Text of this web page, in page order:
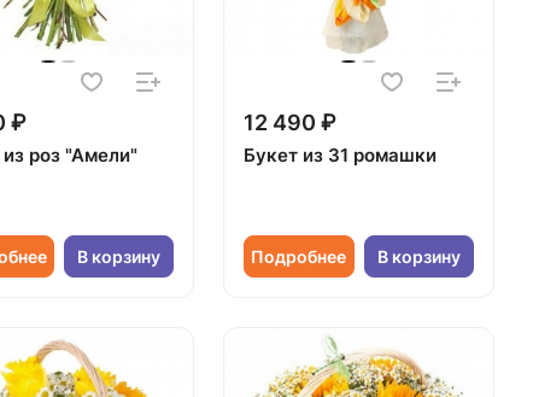
₽
роз "Амели"
В корзину
12 490 ₽
Букет из 31 ромашки
Подробнее В корзину